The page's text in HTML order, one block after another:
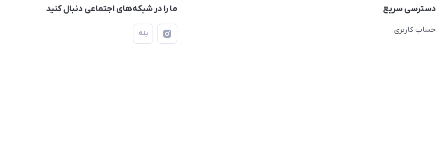
دسترسی سریع
حساب کاربری
ما را در شبکه‌های اجتماعی دنبال کنید
بله